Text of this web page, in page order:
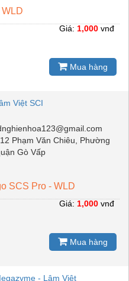
Giá: 1,000 vnđ
Mua hàng
Việt SCI
Phạm Văn Chiêu, Phường
Gò Vấp
SCS Pro - WLD
Giá: 1,000 vnđ
Mua hàng
- Lâm Việt